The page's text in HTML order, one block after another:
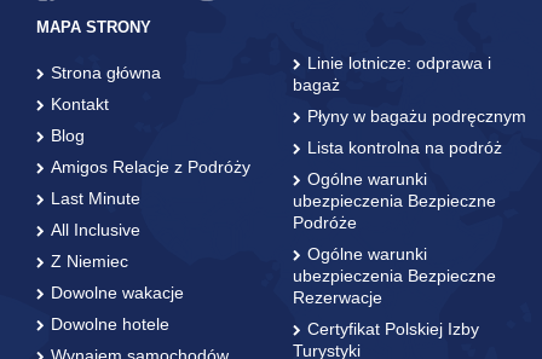
MAPA STRONY
Strona główna
Kontakt
Blog
Amigos Relacje z Podróży
Last Minute
All Inclusive
Z Niemiec
Dowolne wakacje
Dowolne hotele
Wynajem samochodów
Linie lotnicze: odprawa i
bagaż
Płyny w bagażu podręcznym
Lista kontrolna na podróż
Ogólne warunki
ubezpieczenia Bezpieczne
Podróże
Ogólne warunki
ubezpieczenia Bezpieczne
Rezerwacje
Certyfikat Polskiej Izby
Turystyki